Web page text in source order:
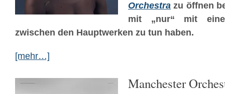
Orchestra zu öffnen
mit „nur“ mit
zwischen den Hauptwerken zu tun haben.
[mehr…]
Manchester